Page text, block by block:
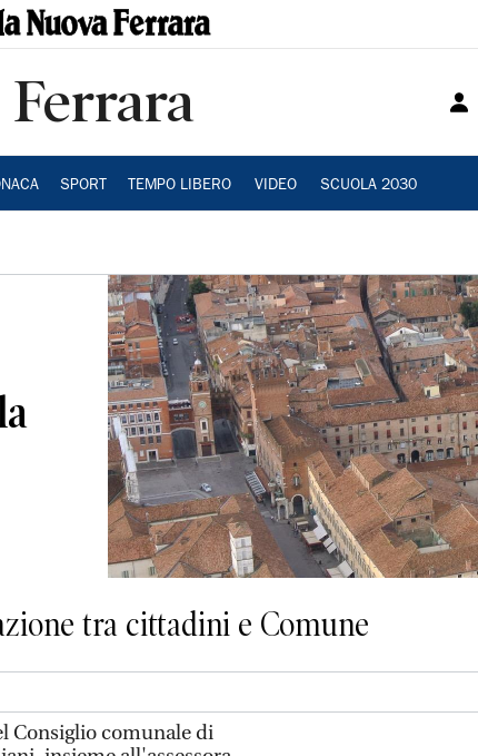
Ferrara
SPORT TEMPO LIBERO VIDEO SCUOLA 2030
tra cittadini e Comune
Consiglio comunale di